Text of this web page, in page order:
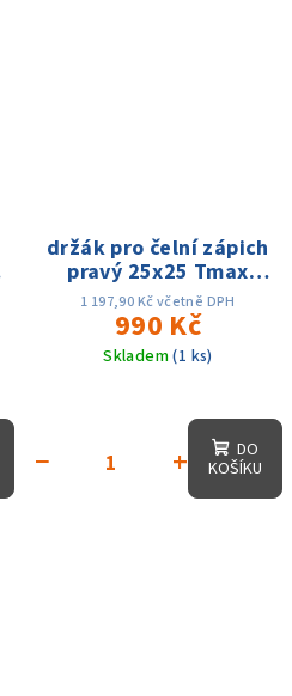
držák pro čelní zápich
pravý 25x25 Tmax
30mm dmin 80 - dmax
160mm, na MGMN400
1 197,90 Kč včetně DPH
990 Kč
Skladem(1 ks)
+
−
DO
KOŠÍKU